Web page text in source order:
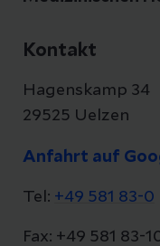
Kontakt
Hagenskamp 34
29525 Uelzen
Anfahrt auf
Tel: +49 581 83-0
Fax: +49 581 83-